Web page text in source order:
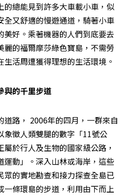
的總能見到許多大車載小車，似
全又舒適的慢遊通道，騎著小車
美好。乘著機器的人們到底要去
麗的福爾摩莎綠色寶島，不需勞
活周遭獲得理想的生活環境。
與的千里步道
道路， 2006年的四月，一群來自
象徵人類雙腿的數字「11號公
於行人及生物的國家級公路，
運動」。深入山林或海岸，這些
眾的實地勘查和接力探查全島已
一條環島的步道，利用由下而上